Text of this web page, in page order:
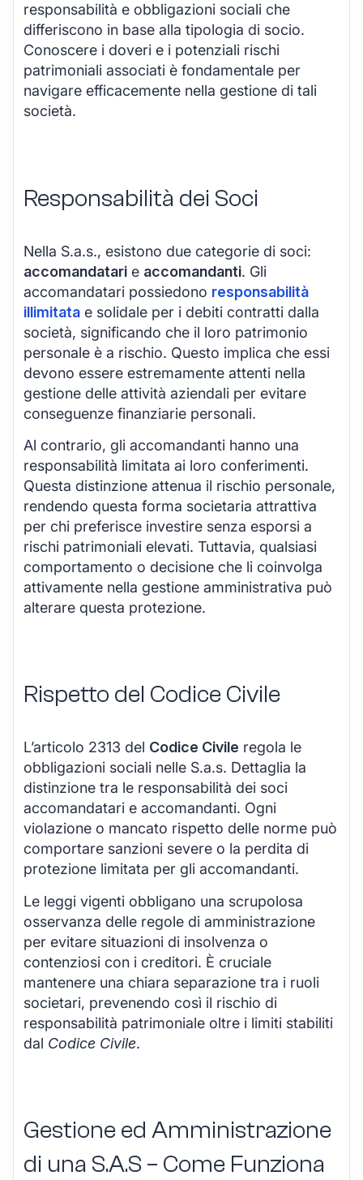
responsabilità e obbligazioni sociali che
differiscono in base alla tipologia di socio.
Conoscere i doveri e i potenziali rischi
patrimoniali associati è fondamentale per
navigare efficacemente nella gestione di tali
società.
Responsabilità dei Soci
Nella S.a.s., esistono due categorie di soci:
accomandatari e accomandanti. Gli
accomandatari possiedono responsabilità
illimitata e solidale per i debiti contratti dalla
società, significando che il loro patrimonio
personale è a rischio. Questo implica che essi
devono essere estremamente attenti nella
gestione delle attività aziendali per evitare
conseguenze finanziarie personali.
Al contrario, gli accomandanti hanno una
responsabilità limitata ai loro conferimenti.
Questa distinzione attenua il rischio personale,
rendendo questa forma societaria attrattiva
per chi preferisce investire senza esporsi a
rischi patrimoniali elevati. Tuttavia, qualsiasi
comportamento o decisione che li coinvolga
attivamente nella gestione amministrativa può
alterare questa protezione.
Rispetto del Codice Civile
L’articolo 2313 del Codice Civile regola le
obbligazioni sociali nelle S.a.s. Dettaglia la
distinzione tra le responsabilità dei soci
accomandatari e accomandanti. Ogni
violazione o mancato rispetto delle norme può
comportare sanzioni severe o la perdita di
protezione limitata per gli accomandanti.
Le leggi vigenti obbligano una scrupolosa
osservanza delle regole di amministrazione
per evitare situazioni di insolvenza o
contenziosi con i creditori. È cruciale
mantenere una chiara separazione tra i ruoli
societari, prevenendo così il rischio di
responsabilità patrimoniale oltre i limiti stabiliti
dal Codice Civile.
Gestione ed Amministrazione
di una S.A.S – Come Funziona